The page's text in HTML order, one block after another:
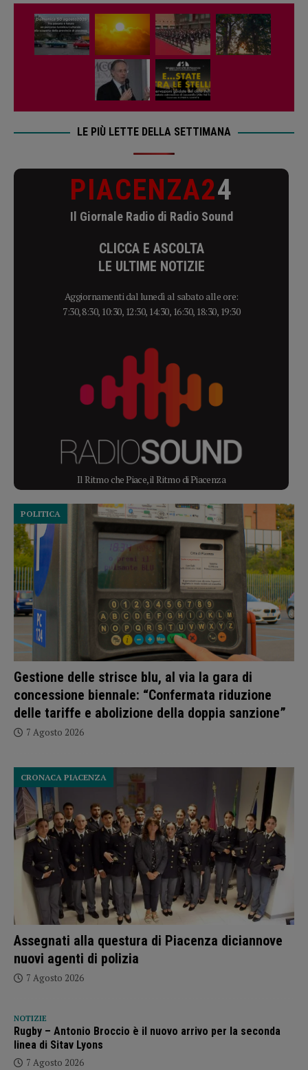
LE PIÙ LETTE DELLA SETTIMANA
PIACENZA24
Il Giornale Radio di Radio Sound
CLICCA E ASCOLTA
LE ULTIME NOTIZIE
Aggiornamenti dal lunedì al sabato alle ore:
7:30, 8:30, 10:30, 12:30, 14:30, 16:30, 18:30, 19:30
Il Ritmo che Piace, il Ritmo di Piacenza
Gestione delle strisce blu, al via la gara di
concessione biennale: “Confermata riduzione
delle tariffe e abolizione della doppia sanzione”
POLITICA
7 Agosto 2026
Assegnati alla questura di Piacenza diciannove
nuovi agenti di polizia
CRONACA PIACENZA
7 Agosto 2026
NOTIZIE
Rugby – Antonio Broccio è il nuovo arrivo per la seconda
linea di Sitav Lyons
7 Agosto 2026